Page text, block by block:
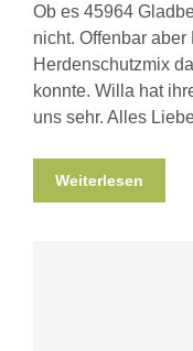
Ob es 45964
nicht. Offenbar
Herdenschutzmix
konnte. Willa hat
uns sehr. Alles
Weiterlesen